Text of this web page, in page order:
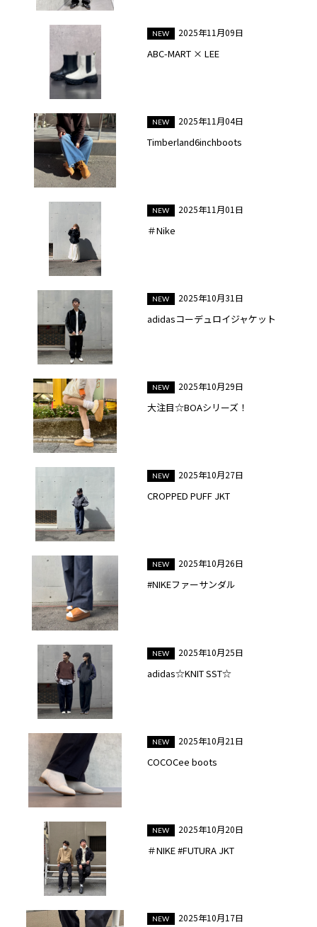
2025年11月09日
ABC-MART × LEE
2025年11月04日
Timberland6inchboots
2025年11月01日
＃Nike
2025年10月31日
adidasコーデュロイジャケット
2025年10月29日
大注目☆BOAシリーズ！
2025年10月27日
CROPPED PUFF JKT
2025年10月26日
#NIKEファーサンダル
2025年10月25日
adidas☆KNIT SST☆
2025年10月21日
COCOCee boots
2025年10月20日
＃NIKE #FUTURA JKT
2025年10月17日